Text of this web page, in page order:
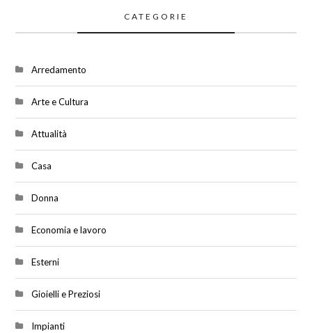
CATEGORIE
Arredamento
Arte e Cultura
Attualità
Casa
Donna
Economia e lavoro
Esterni
Gioielli e Preziosi
Impianti